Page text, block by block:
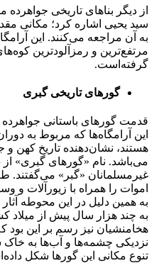
از دیگر بناهای تاریخی جواهرده
سید یحیی اشاره کرد؛ مکانی
به آن مراجعه می‌کنند. این
مرتفع‌ترین و رمزآلودترین
گرفته‌است.
گورهای تاریخی گبری
قدمت گورهای باستانی
این آرامگاه‌ها که مربوط به
هستند، نشان‌دهنده تاریخ کهن
می‌باشد. نام «گورهای گبری»
غیرمسلمانان «گبر» می‌گفتند.
اموات را همراه با زیورآلات و
به همین دلیل در این محوطه
به چند هزار سال پیش از
هخامنشیان نیز رسم بر این بود
نزدیکی چشمه‌ها و آب‌ها به
تنوع مکانی این گورها شکل